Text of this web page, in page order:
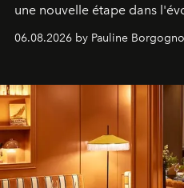
une nouvelle étape dans
06.08.2026 by Pauline Borgogno